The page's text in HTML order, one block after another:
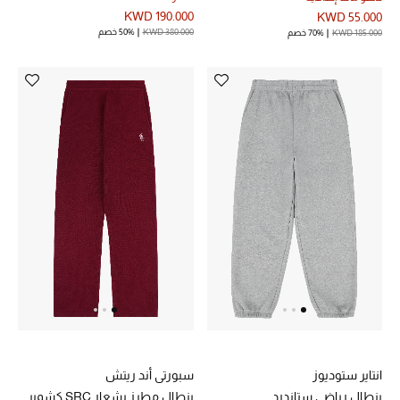
تسوقوا الأحذية
الجمال
خصومات
جميع مستحضرات الجمال
الجديد في عالم الجمال
العطور
KWD 55.000
KWD 185.000 70% خصم
KWD 190.000
KWD 380.000 50% خصم
انتاير ستوديوز
بنطال رياضي ستاندرد
سبورتي أند ريتش
بنطال مطرز بشعار SRC‏ كشمير